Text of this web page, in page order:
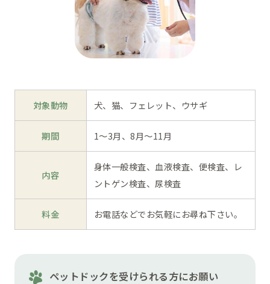
対象動物 犬、猫、フェレット、ウサギ
期間 1～3月、8月～11月
内容
身体一般検査、血液検査、便検査、レ
ントゲン検査、尿検査
料金 お電話などでお気軽にお尋ね下さい。
ペットドックを受けられる方にお願い